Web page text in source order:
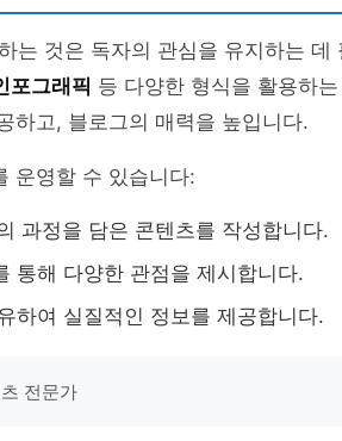
는 것은 독자의 관심을 유지하는 데
포그래픽 등 다양한 형식을 활용하는
하고, 블로그의 매력을 높입니다.
운영할 수 있습니다:
과정을 담은 콘텐츠를 작성합니다.
통해 다양한 관점을 제시합니다.
하여 실질적인 정보를 제공합니다.
전문가